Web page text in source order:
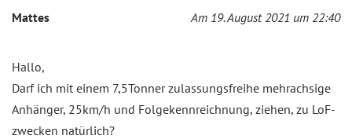
Mattes Am 19. August 2021 um 22:40
Hallo,
Darf ich mit einem 7,5Tonner zulassungsfreihe mehrachsige
Anhänger, 25km/h und Folgekennreichnung, ziehen, zu LoF-
zwecken natürlich?